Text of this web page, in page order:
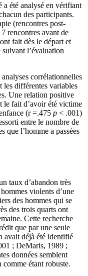
a été analysé en vérifiant
des participants.
(rencontres post-
rencontres avant de
fait dès le départ et
l’évaluation
corrélationnelles
les différentes variables
Une relation positive
le fait d’avoir été victime
(r =.475 p < .001)
entre le nombre de
que l’homme a passées
taux d’abandon très
violents d’une
des hommes qui se
des trois quarts ont
Cette recherche
que par une seule
avait déjà été identifié
; DeMaris, 1989 ;
données semblent
étant robuste.